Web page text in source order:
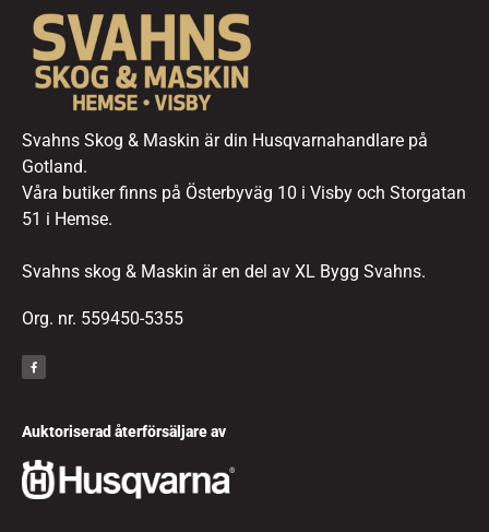
Svahns Skog & Maskin är din Husqvarnahandlare på
Gotland.
Våra butiker finns på Österbyväg 10 i Visby och Storgatan
51 i Hemse.
Svahns skog & Maskin är en del av XL Bygg Svahns.
Org. nr. 559450-5355
Auktoriserad återförsäljare av